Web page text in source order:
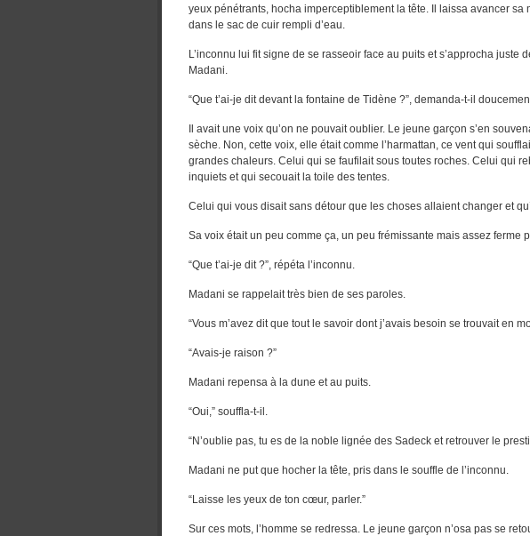
yeux pénétrants, hocha imperceptiblement la tête. Il laissa avancer sa
dans le sac de cuir rempli d’eau.
L’inconnu lui fit signe de se rasseoir face au puits et s’approcha juste
Madani.
“Que t’ai-je dit devant la fontaine de Tidène ?”, demanda-t-il
Il avait une voix qu’on ne pouvait oublier. Le jeune garçon s’en
sèche. Non, cette voix, elle était comme l’harmattan, ce vent qui
grandes chaleurs. Celui qui se faufilait sous toutes roches. Celui qui
inquiets et qui secouait la toile des tentes.
Celui qui vous disait sans détour que les choses allaient changer et
Sa voix était un peu comme ça, un peu frémissante mais assez ferme
“Que t’ai-je dit ?”, répéta l’inconnu.
Madani se rappelait très bien de ses paroles.
“Vous m’avez dit que tout le savoir dont j’avais besoin se trouvait en
“Avais-je raison ?”
Madani repensa à la dune et au puits.
“Oui,” souffla-t-il.
“N’oublie pas, tu es de la noble lignée des Sadeck et retrouver le
Madani ne put que hocher la tête, pris dans le souffle de l’inconnu.
“Laisse les yeux de ton cœur, parler.”
Sur ces mots, l’homme se redressa. Le jeune garçon n’osa pas se